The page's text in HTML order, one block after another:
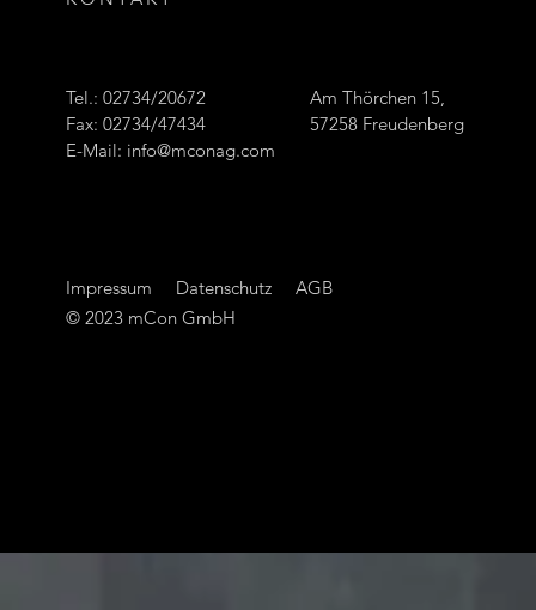
Tel.: 02734/20672
Fax: 02734/47434
E-Mail: info@mconag.com
Am Thörchen 15,
57258 Freudenberg
Impressum Datenschutz
AGB
© 2023 mCon GmbH